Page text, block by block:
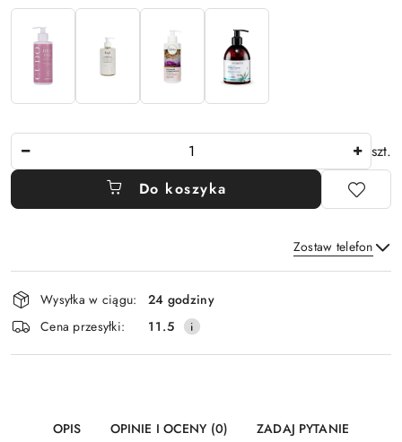
szt.
Do koszyka
Zostaw telefon
Wyślij
Dostępność
i
dostawa
Wysyłka w ciągu:
24 godziny
Cena przesyłki:
11.5
OPIS OPINIE I OCENY (0) ZADAJ PYTANIE